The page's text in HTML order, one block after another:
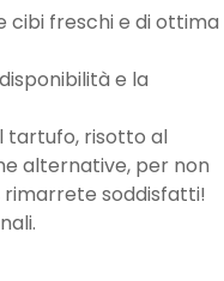
cibi freschi e di ottima
e la
tartufo, risotto al
alternative, per non
soddisfatti!